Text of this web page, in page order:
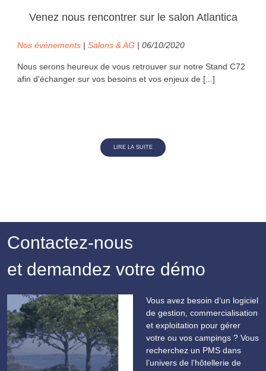
Venez nous rencontrer sur le salon Atlantica
Nos événements | Salons & AG | 06/10/2020
Nous serons heureux de vous retrouver sur notre Stand C72
afin d'échanger sur vos besoins et vos enjeux de [...]
LIRE LA SUITE
Contactez-nous
et demandez votre démo
Vous avez besoin d’un logiciel
de gestion, commercialisation
et exploitation pour gérer
votre ou vos campings ? Vous
recherchez un PMS dans
l’univers de l’hôtellerie de